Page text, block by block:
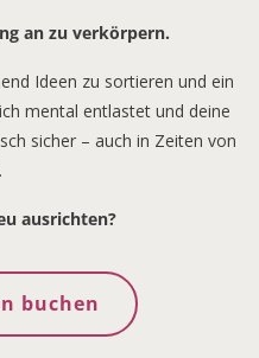
an zu verkörpern.
Ideen zu sortieren und ein
mental entlastet und deine
sicher – auch in Zeiten von
ausrichten?
buchen